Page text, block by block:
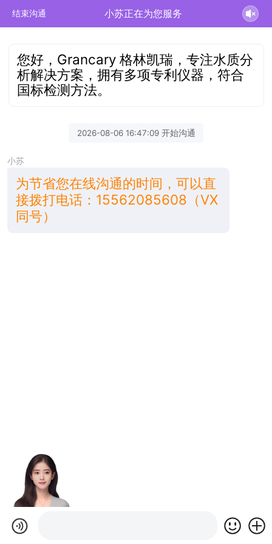
结束沟通 小苏正在为您服务
您好，Grancary 格林凯瑞，专注水质分
析解决方案，拥有多项专利仪器，符合
国标检测方法。
2026-08-06 16:47:09 开始沟通
小苏
为节省您在线沟通的时间，可以直
接拨打电话：15562085608（VX
同号）